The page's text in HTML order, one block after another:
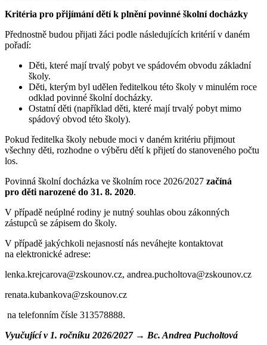
Kritéria pro přijímání dětí k plnění povinné školní docházky
Přednostně budou přijati žáci podle následujících kritérií v daném
pořadí:
Děti, které mají trvalý pobyt ve spádovém obvodu základní
školy.
Děti, kterým byl udělen ředitelkou této školy v minulém roce
odklad povinné školní docházky.
Ostatní děti (například děti, které mají trvalý pobyt mimo
spádový obvod této školy).
Pokud ředitelka školy nebude moci v daném kritériu přijmout
všechny děti, rozhodne o výběru dětí k přijetí do stanoveného počtu
los.
Povinná školní docházka ve školním roce 2026/2027 začíná
pro děti narozené do 31. 8. 2020.
V případě neúplné rodiny je nutný souhlas obou zákonných
zástupců se zápisem do školy.
V případě jakýchkoli nejasností nás neváhejte kontaktovat
na elektronické adrese:
lenka.krejcarova@zskounov.cz, andrea.pucholtova@zskounov.cz
renata.kubankova@zskounov.cz
na telefonním čísle 313578888.
Vyučující v 1. ročníku 2026/2027 → Bc. Andrea Pucholtová